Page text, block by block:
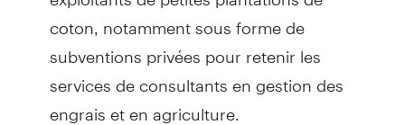
coton, notamment sous forme de
subventions privées pour retenir les
services de consultants en gestion des
engrais et en agriculture.